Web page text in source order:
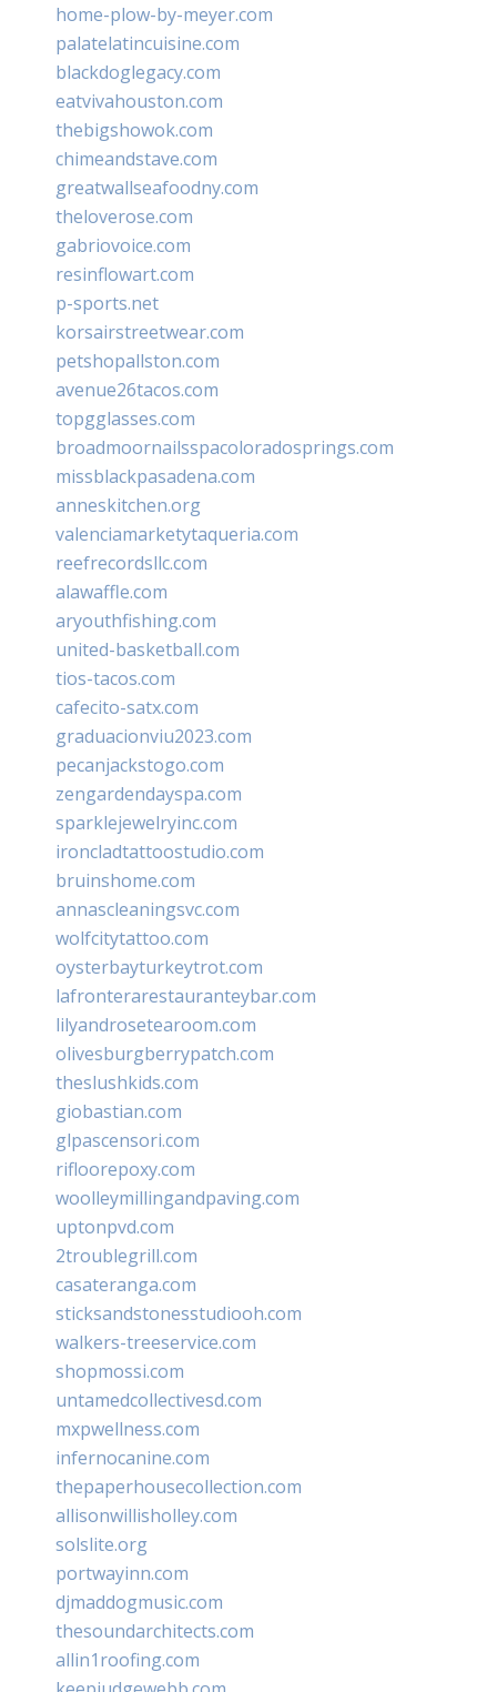
home-plow-by-meyer.com
palatelatincuisine.com
blackdoglegacy.com
eatvivahouston.com
thebigshowok.com
chimeandstave.com
greatwallseafoodny.com
theloverose.com
gabriovoice.com
resinflowart.com
p-sports.net
korsairstreetwear.com
petshopallston.com
avenue26tacos.com
topgglasses.com
broadmoornailsspacoloradosprings.com
missblackpasadena.com
anneskitchen.org
valenciamarketytaqueria.com
reefrecordsllc.com
alawaffle.com
aryouthfishing.com
united-basketball.com
tios-tacos.com
cafecito-satx.com
graduacionviu2023.com
pecanjackstogo.com
zengardendayspa.com
sparklejewelryinc.com
ironcladtattoostudio.com
bruinshome.com
annascleaningsvc.com
wolfcitytattoo.com
oysterbayturkeytrot.com
lafronterarestauranteybar.com
lilyandrosetearoom.com
olivesburgberrypatch.com
theslushkids.com
giobastian.com
glpascensori.com
rifloorepoxy.com
woolleymillingandpaving.com
uptonpvd.com
2troublegrill.com
casateranga.com
sticksandstonesstudiooh.com
walkers-treeservice.com
shopmossi.com
untamedcollectivesd.com
mxpwellness.com
infernocanine.com
thepaperhousecollection.com
allisonwillisholley.com
solslite.org
portwayinn.com
djmaddogmusic.com
thesoundarchitects.com
allin1roofing.com